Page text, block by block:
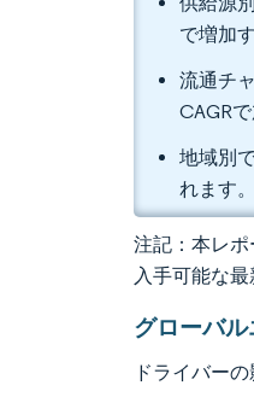
で増加
流通チ
CAGR
地域別
れます。
注記：本レ
入手可能な
グローバ
ドライバー